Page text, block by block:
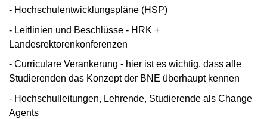
- Hochschulentwicklungspläne (HSP)
- Leitlinien und Beschlüsse - HRK +
Landesrektorenkonferenzen
- Curriculare Verankerung - hier ist es wichtig, dass alle
Studierenden das Konzept der BNE überhaupt kennen
- Hochschulleitungen, Lehrende, Studierende als Change
Agents